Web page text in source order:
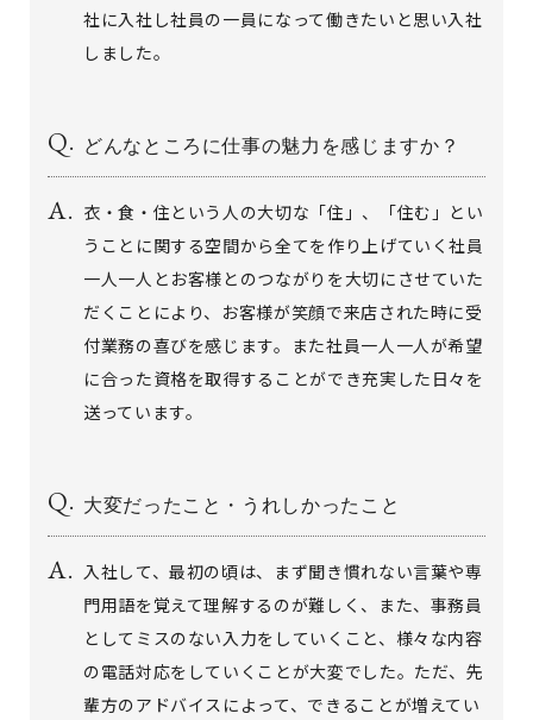
社に入社し社員の一員になって働きたいと思い入社
しました。
どんなところに仕事の魅力を感じますか？
衣・食・住という人の大切な「住」、「住む」とい
うことに関する空間から全てを作り上げていく社員
一人一人とお客様とのつながりを大切にさせていた
だくことにより、お客様が笑顔で来店された時に受
付業務の喜びを感じます。また社員一人一人が希望
に合った資格を取得することができ充実した日々を
送っています。
大変だったこと・うれしかったこと
入社して、最初の頃は、まず聞き慣れない言葉や専
門用語を覚えて理解するのが難しく、また、事務員
としてミスのない入力をしていくこと、様々な内容
の電話対応をしていくことが大変でした。ただ、先
輩方のアドバイスによって、できることが増えてい